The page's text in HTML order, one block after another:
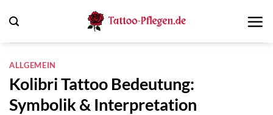
Inhalt
springen
ALLGEMEIN
Kolibri Tattoo Bedeutung:
Symbolik & Interpretation